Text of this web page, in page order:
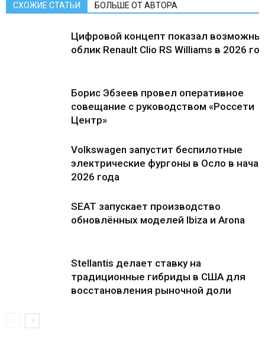
СХОЖИЕ СТАТЬИ БОЛЬШЕ ОТ АВТОРА
Цифровой концепт показал
облик Renault Clio RS Williams в 2026
Борис Эбзеев провел оперативное
совещание с руководством «Россети
Центр»
Volkswagen запустит беспилотные
электрические фургоны в Осло в
2026 года
SEAT запускает производство
обновлённых моделей Ibiza и Arona
Stellantis делает ставку на
традиционные гибриды в США для
восстановления рыночной доли